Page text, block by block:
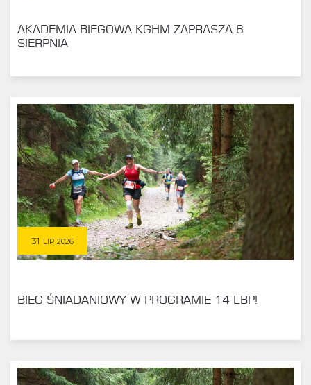
AKADEMIA BIEGOWA KGHM ZAPRASZA 8
SIERPNIA
31 LIP 2026
BIEG ŚNIADANIOWY W PROGRAMIE 14 LBP!